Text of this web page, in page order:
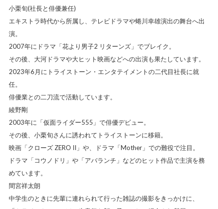
小栗旬(社長と俳優兼任)
エキストラ時代から所属し、テレビドラマや蜷川幸雄演出の舞台へ出
演。
2007年にドラマ「花より男子2 リターンズ」でブレイク。
その後、大河ドラマや大ヒット映画などへの出演も果たしています。
2023年6月にトライストーン・エンタテイメントの二代目社長に就
任。
俳優業との二刀流で活動しています。
綾野剛
2003年に「仮面ライダー555」で俳優デビュー。
その後、小栗旬さんに誘われてトライストーンに移籍。
映画「クローズ ZERO II」や、ドラマ「Mother」での難役で注目。
ドラマ「コウノドリ」や「アバランチ」などのヒット作品で主演を務
めています。
間宮祥太朗
中学生のときに先輩に連れられて行った雑誌の撮影をきっかけに、